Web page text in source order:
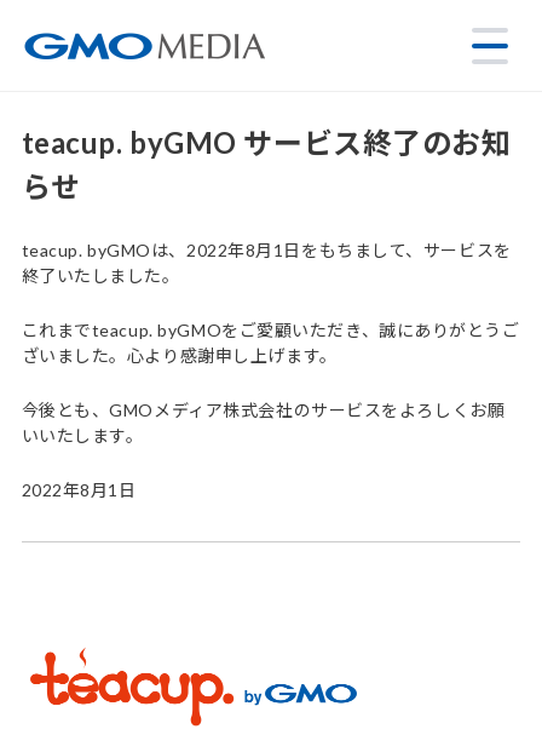
teacup. byGMO サービス終了のお知
らせ
teacup. byGMOは、2022年8月1日をもちまして、サービスを
終了いたしました。
これまでteacup. byGMOをご愛顧いただき、誠にありがとうご
ざいました。心より感謝申し上げます。
今後とも、GMOメディア株式会社のサービスをよろしくお願
いいたします。
2022年8月1日